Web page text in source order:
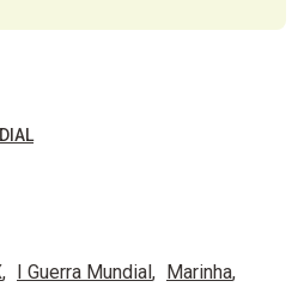
I Guerra Mundial
Marinha